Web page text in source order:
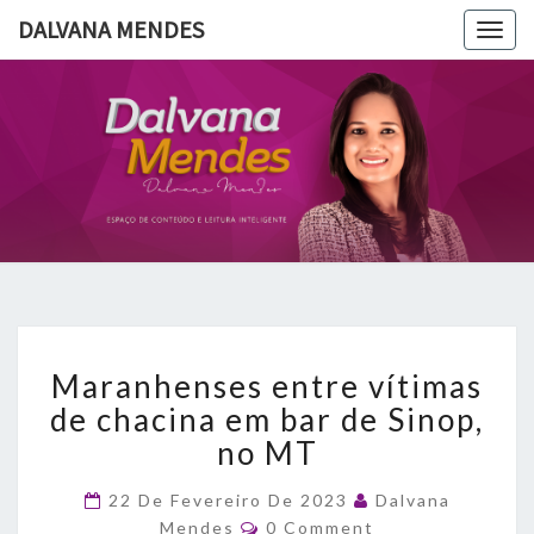
DALVANA MENDES
DALVANA
MENDES
Espaço De
Conteúdo
E Leitura
Inteligente
entre
vítimas
de
chacina
em
Maranhenses entre vítimas
de chacina em bar de Sinop,
no MT
22 De Fevereiro De 2023
Dalvana
Mendes
Comments
0 Comment